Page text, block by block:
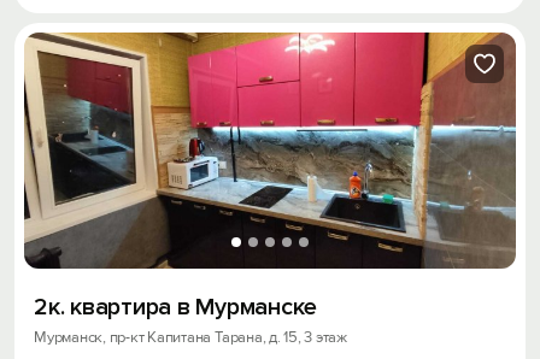
2к. квартира в Мурманске
Мурманск, пр-кт Капитана Тарана, д. 15, 3 этаж